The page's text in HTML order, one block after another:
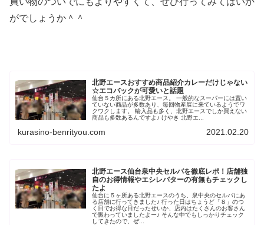
がでしょうか＾＾
北野エースおすすめ商品紹介カレーだけじゃない
☆エコバックが可愛いと話題
仙台５カ所にある北野エース。 一般的なスーパーには置い
ていない商品が多数あり、毎回物産展に来ているようでワ
クワクします。 輸入品も多く、北野エースでしか買えない
商品も多数あるんですよ♪ けやき 北野エ...
kurasino-benrityou.com 2021.02.20
北野エース仙台泉中央セルバを徹底レポ！店舗独
自のお得情報やエシレバターの有無もチェックし
たよ
仙台に５ヶ所ある北野エースのうち、泉中央のセルバにあ
る店舗に行ってきました♪ 行った日はちょうど「８」のつ
く日でお得な日だったせいか、店内はたくさんのお客さん
で賑わっていましたよー♪ そんな中でもしっかりチェック
してきたので、ぜ...